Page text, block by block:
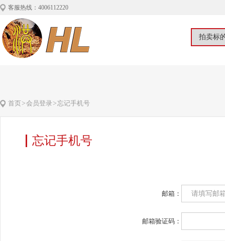
客服热线：4006112220
首页>会员登录>忘记手机号
忘记手机号
邮箱：
邮箱验证码：